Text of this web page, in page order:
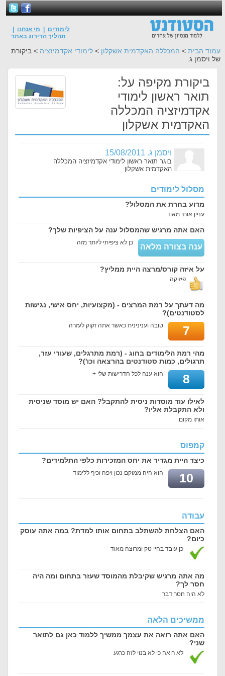
לימודים מי אנחנו
תהליך הדירוג באתר
עמוד הבית > המכללה האקדמית אשקלון > לימודי אקדמיזציה > ביקורת
של ויסמן ג.
ביקורת מקיפה על:
תואר ראשון לימודי
אקדמיזציה המכללה
האקדמית אשקלון
ויסמן ג. 15/08/2011
בוגר תואר ראשון לימודי אקדמיזציה המכללה
האקדמית אשקלון
מסלול לימודים
מדוע בחרת את המסלול?
עניין אותי מאוד
האם אתה מרגיש שהמסלול ענה על הציפיות שלך?
ענה בצורה מלאה כן לא ציפיתי ליותר מזה
על איזה קורס/מרצה היית ממליץ?
פיזיקה
מה דעתך על רמת המרצים - (מקצועיות, יחס אישי, נגישות
לסטודנטים)?
7 טובה וענינינית כאשר אתה זקוק לעזרה
מהי רמת הלימודים בחוג - (רמת מתרגלים, שעורי עזר,
תרגולים, כמות סטודנטים בהרצאה וכו')?
8 הוא ענה לכל הדרישות שלי +
לאילו עוד מוסדות ניסית להתקבל? האם יש מוסד שניסית
ולא התקבלת אליו?
אותו מקום
קמפוס
כיצד היית מגדיר את יחס המזכירות כלפי התלמידים?
10 הוא היה ממוקם נכון ויפה וכיף ללימוד
עבודה
האם הצלחת להשתלב בתחום אותו למדת? במה אתה עוסק
כיום?
כן עובד בהיי טק ומרוצה מאוד
מה אתה מרגיש שקיבלת מהמוסד שעזר בתחום ומה היה
חסר לך?
לא היה חסר דבר
ממשיכים הלאה
האם אתה רואה את עצמך ממשיך ללמוד כאן גם לתואר
שני?
לא רואה כי לא בנוי לזה כרגע